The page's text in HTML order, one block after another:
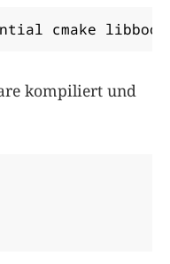
cmake
kompiliert und